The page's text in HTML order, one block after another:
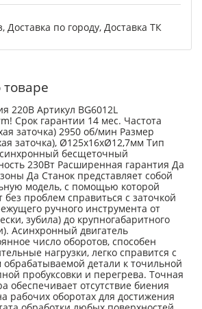
Доставка по городу, Доставка ТК
220В Артикул BG6012L
Срок гарантии 14 мес. Частота
заточка) 2950 об/мин Размер
заточка), Ø125х16хØ12,7мм Тип
бесщеточный
230Вт Расширенная гарантия Да
Да Станок представляет собой
модель, с помощью которой
без проблем справиться с заточкой
ручного инструмента от
зубила) до крупногабаритного
Асинхронный двигатель
число оборотов, способен
нагрузки, легко справится с
детали к точильной
пробуксовки и перегрева. Точная
обеспечивает отсутствие биения
рабочих оборотах для достижения